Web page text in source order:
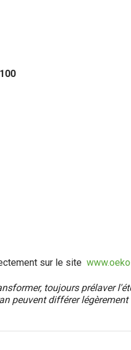
sur le site
toujours prélaver
peuvent différerlégèrement